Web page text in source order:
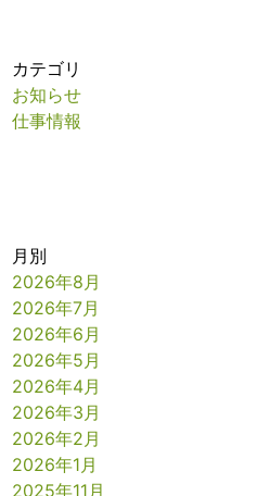
カテゴリ
お知らせ
仕事情報
月別
2026年8月
2026年7月
2026年6月
2026年5月
2026年4月
2026年3月
2026年2月
2026年1月
2025年11月